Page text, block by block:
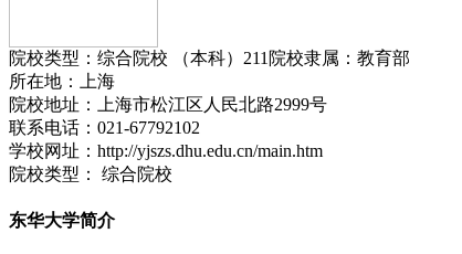
院校类型： 综合院校 （本科） 211 院校隶属： 教育部
所在地：
上海
院校地址：
上海市松江区人民北路2999号
联系电话： 021-67792102
学校网址： http://yjszs.dhu.edu.cn/main.htm
院校类型：
综合院校
东华大学简介